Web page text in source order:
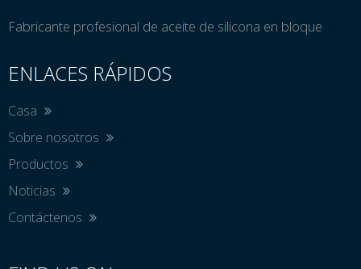
Fabricante profesional de aceite de silicona en bloque
ENLACES RÁPIDOS
Casa
Sobre nosotros
Productos
Noticias
Contáctenos